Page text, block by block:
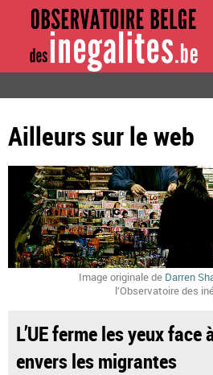
Ailleurs sur le web
Image originale de Darren
l’Observatoire des
L’UE ferme les yeux face
envers les migrantes